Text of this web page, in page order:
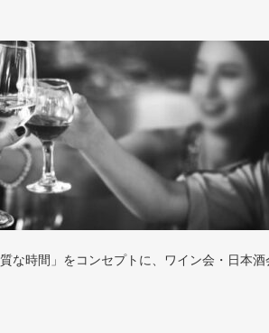
な時間」をコンセプトに、ワイン会・日本